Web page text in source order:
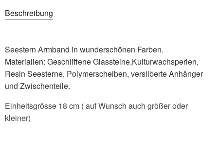
Beschreibung
Seestern Armband in wunderschönen Farben.
Materialien: Geschliffene Glassteine,Kulturwachsperlen,
Resin Seesterne, Polymerscheiben, versilberte Anhänger
und Zwischenteile.
Einheitsgrösse 18 cm ( auf Wunsch auch größer oder
kleiner)